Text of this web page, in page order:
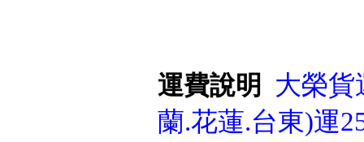
運費說明
大榮貨
蘭.花蓮.台東)運